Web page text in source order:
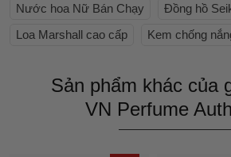
Nước hoa Nữ Bán Chạy
Đồng hồ
Loa Marshall cao cấp
Kem chống
Sản phẩm khác của
VN Perfume